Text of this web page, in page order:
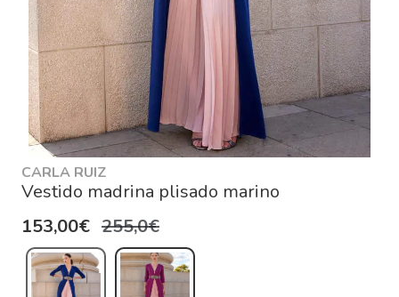
CARLA RUIZ
Vestido madrina plisado marino
153,00€ 255,0€